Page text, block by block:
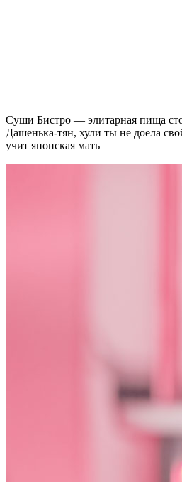
Суши Бистро — элитарная пища
Дашенька-тян, хули ты не доела
учит японская мать